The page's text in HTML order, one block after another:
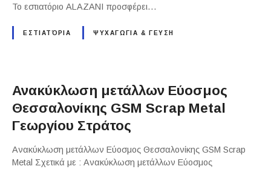
Το εστιατόριο ALAZANI προσφέρει…
ΕΣΤΙΑΤΌΡΙΑ ΨΥΧΑΓΩΓΙΑ & ΓΕΥΣΗ
Ανακύκλωση μετάλλων Εύοσμος
Θεσσαλονίκης GSM Scrap Metal
Γεωργίου Στράτος
Ανακύκλωση μετάλλων Εύοσμος Θεσσαλονίκης GSM Scrap
Metal Σχετικά με : Ανακύκλωση μετάλλων Εύοσμος